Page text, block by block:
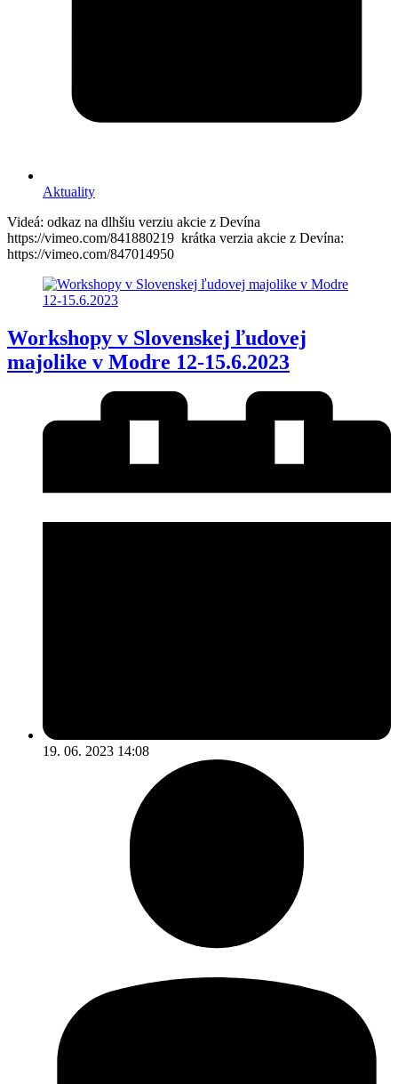
Aktuality
Videá: odkaz na dlhšiu verziu akcie z Devína
https://vimeo.com/841880219 krátka verzia akcie z Devína:
https://vimeo.com/847014950
Workshopy v Slovenskej ľudovej
majolike v Modre 12-15.6.2023
19. 06. 2023 14:08